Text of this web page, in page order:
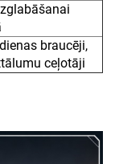
braucēji,
ceļotāji